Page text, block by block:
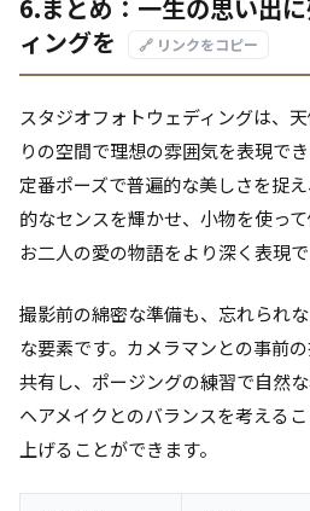
6.まとめ：一生の思い出
ィングを
🔗 リンクをコピー
スタジオフォトウェディングは、
りの空間で理想の雰囲気を表現で
定番ポーズで普遍的な美しさを捉
的なセンスを輝かせ、小物を使って
お二人の愛の物語をより深く表現で
撮影前の綿密な準備も、忘れられ
な要素です。カメラマンとの事前
共有し、ポージングの練習で自然
ヘアメイクとのバランスを考える
上げることができます。